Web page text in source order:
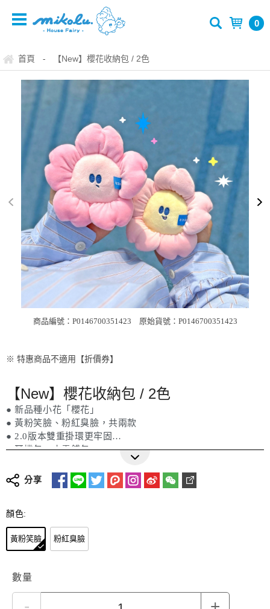
0
首頁 - 【New】櫻花收納包 / 2色
商品編號：P0146700351423 原始貨號：P0146700351423
※ 特惠商品不適用【折價券】
【New】櫻花收納包 / 2色
● 新品種小花「櫻花」
● 黃粉笑臉、粉紅臭臉，共兩款
● 2.0版本雙重掛環更牢固
● 耳機包、小零錢包
更多詳細介紹
分享
顏色:
黃粉笑臉 粉紅臭臉
數量